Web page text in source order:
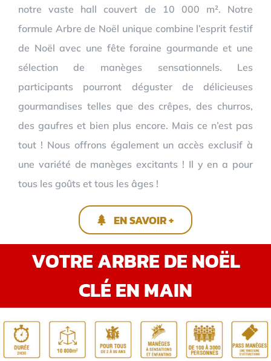
notre vaste hall couvert de 10 000 m². Notre
formule Arbre de Noël unique combine l’esprit festif
de Noël avec une fête foraine gourmande et une
sélection de manèges sensationnels. Les
participants pourront déguster de délicieuses
gourmandises telles que des crêpes, des churros,
des gaufres et bien plus encore. Mais ce n’est pas
tout ! Nous offrons également un accès exclusif à
une variété de manèges excitants ! Il y en a pour
tous les goûts et tous les âges !
EN SAVOIR +
VOTRE ARBRE DE NOËL
CLÉ EN MAIN